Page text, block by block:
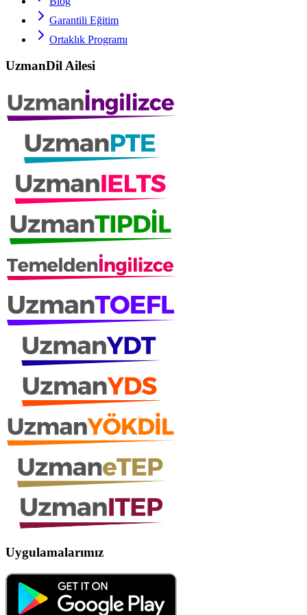
Garantili Eğitim
Ortaklık Programı
UzmanDil Ailesi
Uygulamalarımız